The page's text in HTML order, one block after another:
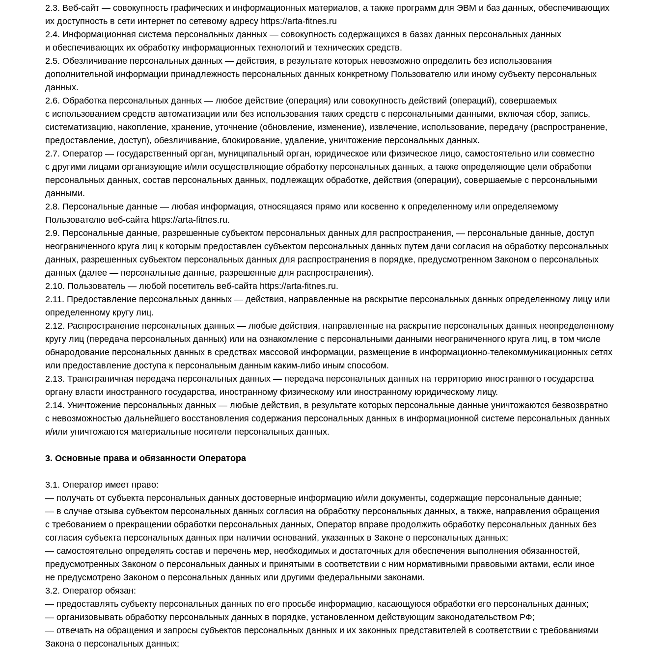
2.3. Веб-сайт — совокупность графических и информационных материалов, а также программ для ЭВМ и баз данных, обеспечивающих
их доступность в сети интернет по сетевому адресу https://arta-fitnes.ru
2.4. Информационная система персональных данных — совокупность содержащихся в базах данных персональных данных
и обеспечивающих их обработку информационных технологий и технических средств.
2.5. Обезличивание персональных данных — действия, в результате которых невозможно определить без использования
дополнительной информации принадлежность персональных данных конкретному Пользователю или иному субъекту персональных
данных.
2.6. Обработка персональных данных — любое действие (операция) или совокупность действий (операций), совершаемых
с использованием средств автоматизации или без использования таких средств с персональными данными, включая сбор, запись,
систематизацию, накопление, хранение, уточнение (обновление, изменение), извлечение, использование, передачу (распространение,
предоставление, доступ), обезличивание, блокирование, удаление, уничтожение персональных данных.
2.7. Оператор — государственный орган, муниципальный орган, юридическое или физическое лицо, самостоятельно или совместно
с другими лицами организующие и/или осуществляющие обработку персональных данных, а также определяющие цели обработки
персональных данных, состав персональных данных, подлежащих обработке, действия (операции), совершаемые с персональными
данными.
2.8. Персональные данные — любая информация, относящаяся прямо или косвенно к определенному или определяемому
Пользователю веб-сайта https://arta-fitnes.ru.
2.9. Персональные данные, разрешенные субъектом персональных данных для распространения, — персональные данные, доступ
неограниченного круга лиц к которым предоставлен субъектом персональных данных путем дачи согласия на обработку персональных
данных, разрешенных субъектом персональных данных для распространения в порядке, предусмотренном Законом о персональных
данных (далее — персональные данные, разрешенные для распространения).
2.10. Пользователь — любой посетитель веб-сайта https://arta-fitnes.ru.
2.11. Предоставление персональных данных — действия, направленные на раскрытие персональных данных определенному лицу или
определенному кругу лиц.
2.12. Распространение персональных данных — любые действия, направленные на раскрытие персональных данных неопределенному
кругу лиц (передача персональных данных) или на ознакомление с персональными данными неограниченного круга лиц, в том числе
обнародование персональных данных в средствах массовой информации, размещение в информационно-телекоммуникационных сетях
или предоставление доступа к персональным данным каким-либо иным способом.
2.13. Трансграничная передача персональных данных — передача персональных данных на территорию иностранного государства
органу власти иностранного государства, иностранному физическому или иностранному юридическому лицу.
2.14. Уничтожение персональных данных — любые действия, в результате которых персональные данные уничтожаются безвозвратно
с невозможностью дальнейшего восстановления содержания персональных данных в информационной системе персональных данных
и/или уничтожаются материальные носители персональных данных.
3. Основные права и обязанности Оператора
3.1. Оператор имеет право:
— получать от субъекта персональных данных достоверные информацию и/или документы, содержащие персональные данные;
— в случае отзыва субъектом персональных данных согласия на обработку персональных данных, а также, направления обращения
с требованием о прекращении обработки персональных данных, Оператор вправе продолжить обработку персональных данных без
согласия субъекта персональных данных при наличии оснований, указанных в Законе о персональных данных;
— самостоятельно определять состав и перечень мер, необходимых и достаточных для обеспечения выполнения обязанностей,
предусмотренных Законом о персональных данных и принятыми в соответствии с ним нормативными правовыми актами, если иное
не предусмотрено Законом о персональных данных или другими федеральными законами.
3.2. Оператор обязан:
— предоставлять субъекту персональных данных по его просьбе информацию, касающуюся обработки его персональных данных;
— организовывать обработку персональных данных в порядке, установленном действующим законодательством РФ;
— отвечать на обращения и запросы субъектов персональных данных и их законных представителей в соответствии с требованиями
Закона о персональных данных;